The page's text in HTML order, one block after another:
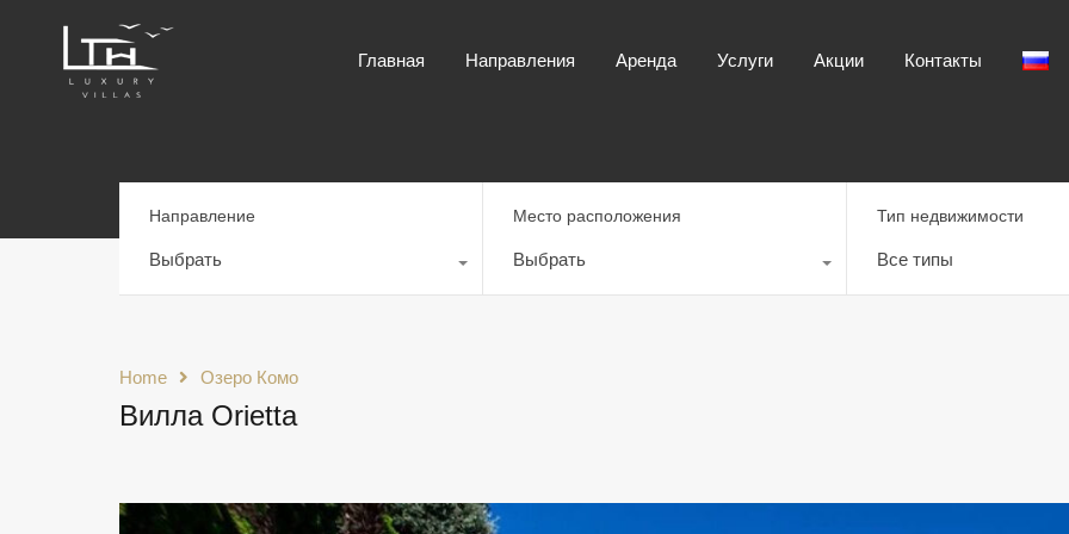
Услуги
Главная
Направления Аренда Услуги Акции Контакты
Направление
Выбрать
Место расположения
Выбрать
Тип недвижимости
Все типы
Home Озеро Комо
Вилла Orietta